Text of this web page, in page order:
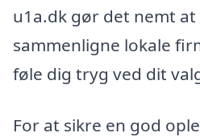
u1a.dk gør det nemt
sammenligne lokale
føle dig tryg ved dit
For at sikre en god